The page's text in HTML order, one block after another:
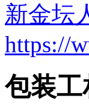
新金坛
https://
包装